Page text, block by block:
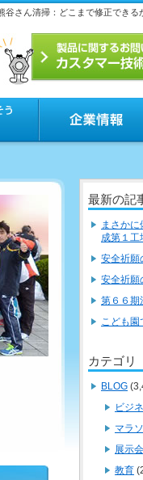
谷さん清掃：どこまで修正できる
最新の記
まさか
成第１工
安全祈願
安全祈願
第６６期
こども園
カテゴリ
BLOG
ビジ
マラ
展示
教育